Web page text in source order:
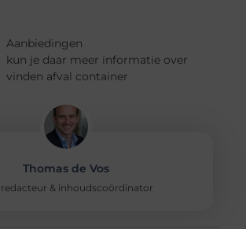
Aanbiedingen
kun je daar meer informatie over
vinden afval container
Thomas de Vos
& inhoudscoördinator